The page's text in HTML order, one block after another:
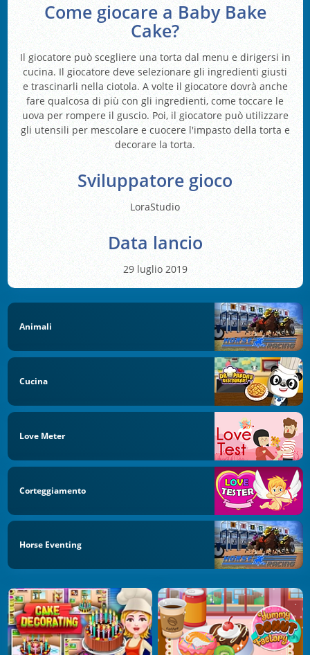
Come giocare a Baby Bake
Cake?
Il giocatore può scegliere una torta dal menu e dirigersi in
cucina. Il giocatore deve selezionare gli ingredienti giusti
e trascinarli nella ciotola. A volte il giocatore dovrà anche
fare qualcosa di più con gli ingredienti, come toccare le
uova per rompere il guscio. Poi, il giocatore può utilizzare
gli utensili per mescolare e cuocere l'impasto della torta e
decorare la torta.
Sviluppatore gioco
LoraStudio
Data lancio
29 luglio 2019
Animali
Cucina
Love Meter
Corteggiamento
Horse Eventing